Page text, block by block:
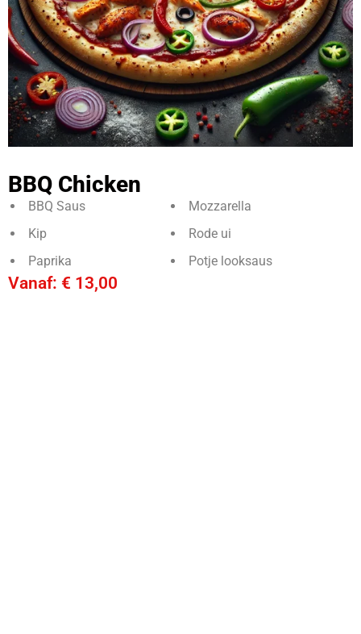
BBQ Chicken
BBQ Saus
Mozzarella
Kip
Rode ui
Paprika
Potje looksaus
Vanaf: € 13,00